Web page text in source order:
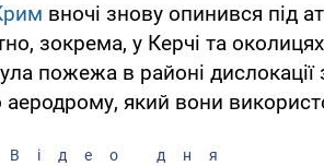
вночі знову опинився під
зокрема, у Керчі та
пожежа в районі
аеродрому, який вони
Відео дня